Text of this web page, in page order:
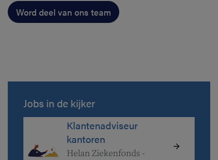
Word deel van ons team
Jobs in de kijker
Klantenadviseur
kantoren
Helan Ziekenfonds -